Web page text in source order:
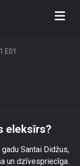
E01
eleksīrs?
Santai Didžus,
un dzīvespriecīga.